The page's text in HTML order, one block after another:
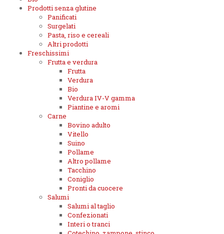
Prodotti senza glutine
Panificati
Surgelati
Pasta, riso e cereali
Altri prodotti
Freschissimi
Frutta e verdura
Frutta
Verdura
Bio
Verdura IV-V gamma
Piantine e aromi
Carne
Bovino adulto
Vitello
Suino
Pollame
Altro pollame
Tacchino
Coniglio
Pronti da cuocere
Salumi
Salumi al taglio
Confezionati
Interi o tranci